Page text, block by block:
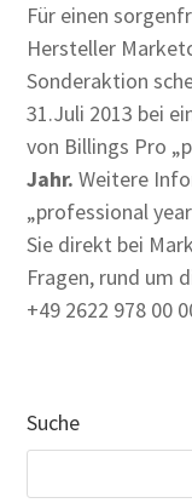
Für einen
Hersteller
Sonderaktion
31.Juli 2013 bei
von Billings Pro
Jahr.Weitere
„professional
Sie direkt bei
Fragen, rund um
+49 2622 978 00
Suche